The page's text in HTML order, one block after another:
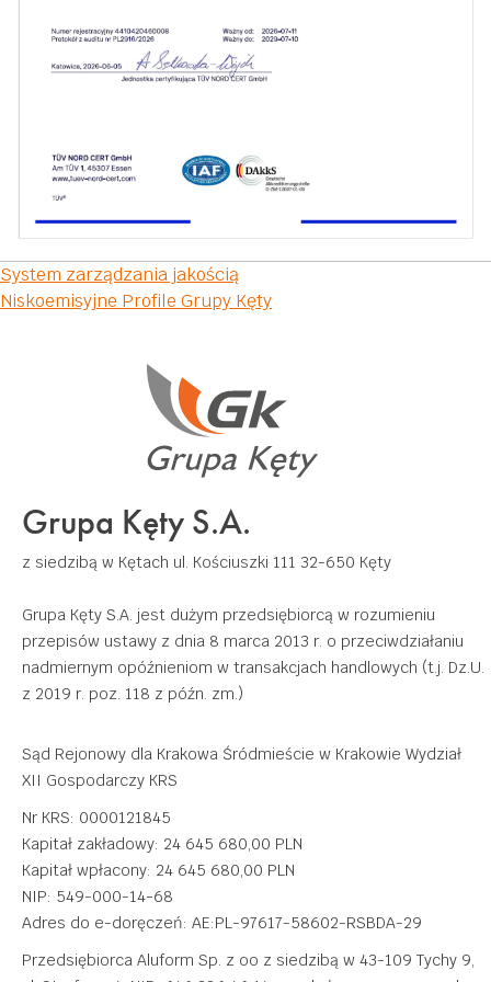
Nawigacja
wpisu
System zarządzania jakością
Niskoemisyjne Profile Grupy Kęty
Grupa Kęty S.A.
z siedzibą w Kętach ul. Kościuszki 111 32-650 Kęty
Grupa Kęty S.A. jest dużym przedsiębiorcą w rozumieniu
przepisów ustawy z dnia 8 marca 2013 r. o przeciwdziałaniu
nadmiernym opóźnieniom w transakcjach handlowych (t.j. Dz.U.
z 2019 r. poz. 118 z późn. zm.)
Sąd Rejonowy dla Krakowa Śródmieście w Krakowie Wydział
XII Gospodarczy KRS
Nr KRS: 0000121845
Kapitał zakładowy: 24 645 680,00 PLN
Kapitał wpłacony: 24 645 680,00 PLN
NIP: 549-000-14-68
Adres do e-doręczeń: AE:PL-97617-58602-RSBDA-29
Przedsiębiorca Aluform Sp. z oo z siedzibą w 43-109 Tychy 9,